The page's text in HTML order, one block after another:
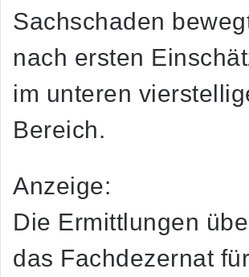
Sachschaden
nach ersten
im unteren
Bereich.
Anzeige:
Die Ermittlungen
das Fachdezernat für